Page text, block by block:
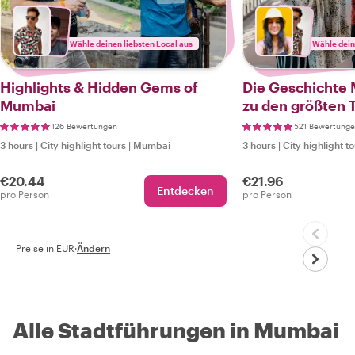
Wähle deinen liebsten Local aus
Highlights & Hidden Gems of
Mumbai
126 Bewertungen
3 hours | City highlight tours | Mumbai
€20.44
pro Person Entdecken
Wähle
Die Geschichte
zu den größten
521
3 hours | City highlight
€21.96
pro Person
Preise in EUR·Ändern
Alle Stadtführungen in Mumbai